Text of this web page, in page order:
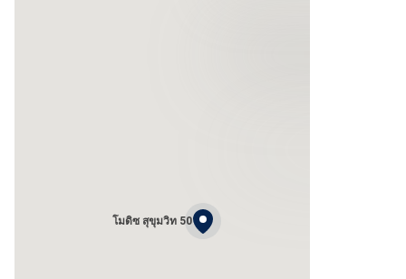
โมดิซ สุขุมวิท 50